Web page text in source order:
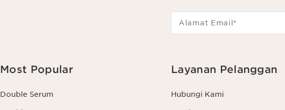
Alamat Email *
Most Popular
Double Serum
Layanan Pelanggan
Hubungi Kami